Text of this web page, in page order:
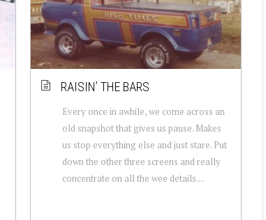
RAISIN’ THE BARS
Every once in awhile, we come across an
old snapshot that gives us pause. Makes
us stop everything else and just stare. Put
down the other three screens and really
concentrate on all the wee details....